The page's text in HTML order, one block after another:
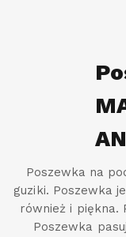
Poszewka na
guziki. Poszewka
również i piękna.
Poszewka